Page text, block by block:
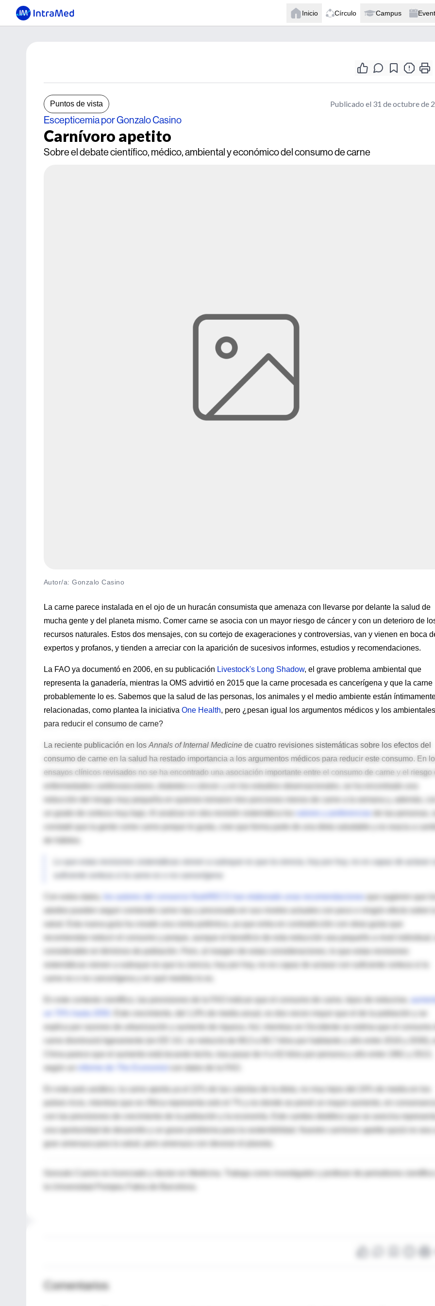
Inicio Círculo Campus
Puntos de vista Publicado el 31 de octubre de
Escepticemia por Gonzalo Casino
Carnívoro apetito
Sobre el debate científico, médico, ambiental y económico del consumo de carne
Autor/a: Gonzalo Casino
La carne parece instalada en el ojo de un huracán consumista que amenaza con llevarse por delante la salud de
mucha gente y del planeta mismo. Comer carne se asocia con un mayor riesgo de cáncer y con un deterioro de
recursos naturales. Estos dos mensajes, con su cortejo de exageraciones y controversias, van y vienen en boca
expertos y profanos, y tienden a arreciar con la aparición de sucesivos informes, estudios y recomendaciones.
La FAO ya documentó en 2006, en su publicación Livestock's Long Shadow, el grave problema ambiental que
representa la ganadería, mientras la OMS advirtió en 2015 que la carne procesada es cancerígena y que la carne
probablemente lo es. Sabemos que la salud de las personas, los animales y el medio ambiente están
relacionadas, como plantea la iniciativa One Health, pero ¿pesan igual los argumentos médicos y los ambientales
para reducir el consumo de carne?
La reciente publicación en los Annals of Internal Medicine de cuatro revisiones sistemáticas sobre los efectos del
consumo de carne en la salud ha restado importancia a los argumentos médicos para reducir este consumo. En
ensayos clínicos revisados no se ha encontrado una asociación importante entre el consumo de carne y el riesgo
reducción del riesgo muy pequeña en quienes tomaron tres porciones menos de carne a la semana y, además,
constató que la gente come carne porque le gusta, cree que forma parte de una dieta saludable y es reacia a
Lo que estas revisiones sistemáticas vienen a subrayar es que la ciencia, hoy por hoy, no es capaz de aclarar
que sugieren que
adultos pueden seguir comiendo carne roja y procesada en sus niveles actuales con poco o ningún efecto sobre
salud. Esta nueva guía ha creado una cierta polémica, ya que entra en contradicción con otras guías que
recomiendan reducir el consumo y porque, aunque el beneficio de esta reducción sea pequeño a nivel individual,
considerable en términos de población. Pero, al margen de estas consideraciones, lo que estas revisiones
sistemáticas vienen a subrayar es que la ciencia, hoy por hoy, no es capaz de aclarar con suficiente certeza si la
carne es o no cancerígena y en qué medida lo es.
. Este crecimiento, del 1,9% de media anual, es dos veces mayor que el de la población y se
explica por razones de urbanización y aumento de riqueza. Así, mientras en Occidente se estima que el consumo
carne disminuirá ligeramente (en EE UU, se reducirá de 69,3 a 68,7 kilos por habitante y año entre 2018 y 2030),
según un
En este país asiático, la carne aporta ya el 22% de las calorías de la dieta, no muy lejos del 24% de media en los
países ricos, mientras que en África representa solo el 7% y es donde se prevé un mayor aumento, en
una oportunidad de desarrollo y un grave problema para la sostenibilidad. Nuestro carnívoro apetito quizá no sea
Gonzalo Casino es licenciado y doctor en Medicina. Trabaja como investigador y profesor de periodismo
la Universidad Pompeu Fabra de Barcelona.
Comentarios